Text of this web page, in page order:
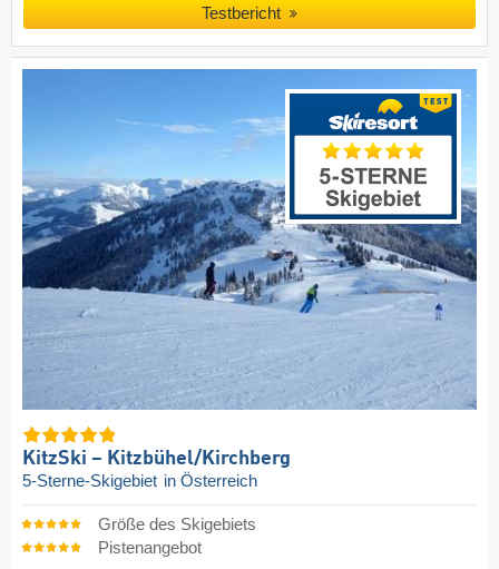
Testbericht
KitzSki – Kitzbühel/​Kirchberg
5-Sterne-Skigebiet in Österreich
Größe des Skigebiets
Pistenangebot